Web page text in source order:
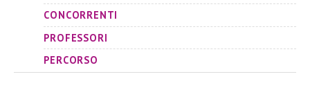
CONCORRENTI
PROFESSORI
PERCORSO